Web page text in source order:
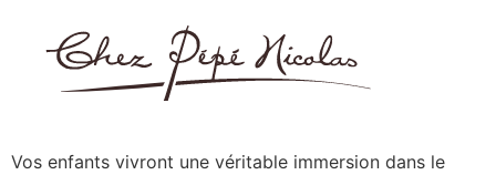
Vos enfants vivront une véritable immersion dans le